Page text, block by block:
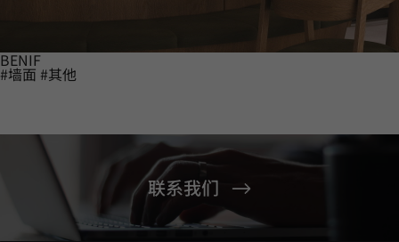
BENIF
#墙面 #其他
联系我们